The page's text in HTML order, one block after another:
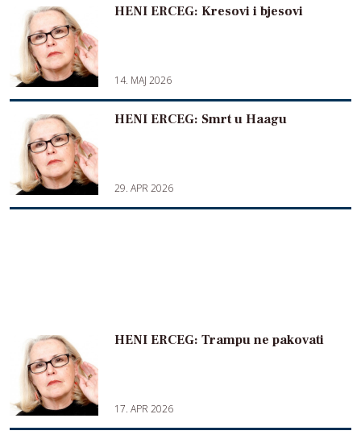
HENI ERCEG: Kresovi i bjesovi
14. MAJ 2026
HENI ERCEG: Smrt u Haagu
29. APR 2026
HENI ERCEG: Trampu ne pakovati
17. APR 2026